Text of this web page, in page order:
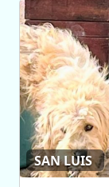
SAN LUIS